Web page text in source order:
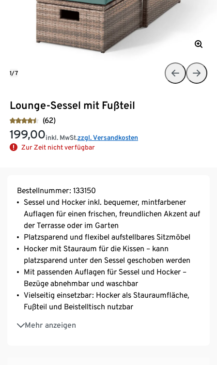
Lounge-Sessel mit Fußteil
(62)
199,00inkl. MwSt.zzgl. Versandkosten
Zur Zeit nicht verfügbar
1/7
Bestellnummer: 133150
Sessel und Hocker inkl. bequemer, mintfarbener
Auflagen für einen frischen, freundlichen Akzent auf
der Terrasse oder im Garten
Platzsparend und flexibel aufstellbares Sitzmöbel
Hocker mit Stauraum für die Kissen – kann
platzsparend unter den Sessel geschoben werden
Mit passenden Auflagen für Sessel und Hocker –
Bezüge abnehmbar und waschbar
Vielseitig einsetzbar: Hocker als Stauraumfläche,
Fußteil und Beistelltisch nutzbar
Mehr anzeigen
Geeignet für den Innen- und Außenbereich
Hochwertiges Polyrattan-Geflecht